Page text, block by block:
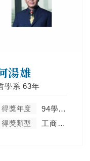
湯雄
學系 63年
得獎年度 94學年度
得獎類型 工商菁英類